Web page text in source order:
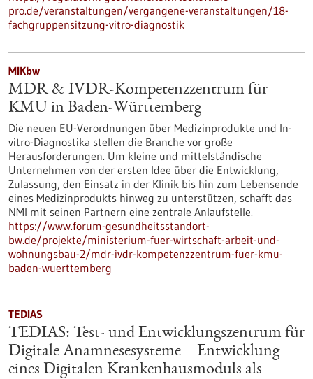
pro.de/veranstaltungen/vergangene-veranstaltungen/18-
fachgruppensitzung-vitro-diagnostik
MIKbw
MDR & IVDR-Kompetenzzentrum für
KMU in Baden-Württemberg
Die neuen EU-Verordnungen über Medizinprodukte und In-
vitro-Diagnostika stellen die Branche vor große
Herausforderungen. Um kleine und mittelständische
Unternehmen von der ersten Idee über die Entwicklung,
Zulassung, den Einsatz in der Klinik bis hin zum Lebensende
eines Medizinprodukts hinweg zu unterstützen, schafft das
NMI mit seinen Partnern eine zentrale Anlaufstelle.
https://www.forum-gesundheitsstandort-
bw.de/projekte/ministerium-fuer-wirtschaft-arbeit-und-
wohnungsbau-2/mdr-ivdr-kompetenzzentrum-fuer-kmu-
baden-wuerttemberg
TEDIAS
TEDIAS: Test- und Entwicklungszentrum für
Digitale Anamnesesysteme – Entwicklung
eines Digitalen Krankenhausmoduls als